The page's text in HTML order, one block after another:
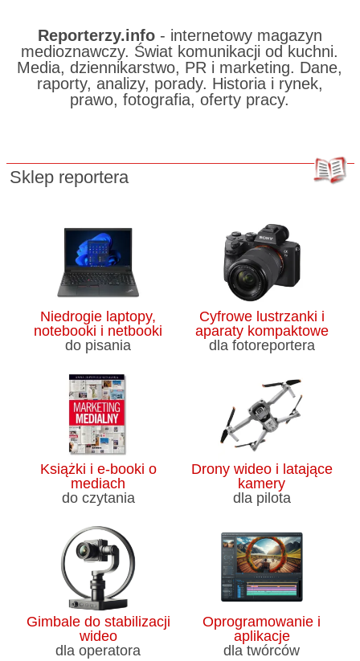
Reporterzy.info- internetowy magazyn
medioznawczy. Świat komunikacji od kuchni.
Media, dziennikarstwo, PR i marketing. Dane,
raporty, analizy, porady. Historia i rynek,
prawo, fotografia, oferty pracy.
Sklep reportera
Niedrogie laptopy,
notebooki i netbooki
do pisania
Cyfrowe lustrzanki i
aparaty kompaktowe
dla fotoreportera
Książki i e-booki o
mediach
do czytania
Drony wideo i latające
kamery
dla pilota
Gimbale do stabilizacji
wideo
dla operatora
Oprogramowanie i
aplikacje
dla twórców